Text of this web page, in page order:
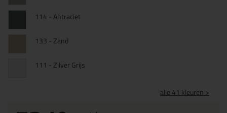
114 - Antraciet
133 - Zand
111 - Zilver Grijs
alle 41 kleuren >